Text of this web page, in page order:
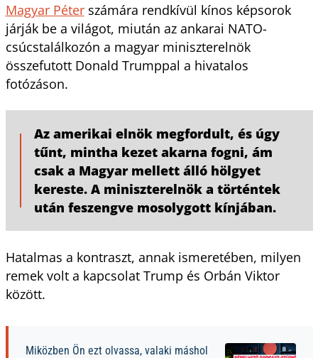
Magyar Péterszámára rendkívül kínos képsorok
járják be a világot, miután az ankarai NATO-
csúcstalálkozón a magyar miniszterelnök
összefutott Donald Trumppal a hivatalos
fotózáson.
Az amerikai elnök megfordult, és úgy
tűnt, mintha kezet akarna fogni, ám
csak a Magyar mellett álló hölgyet
kereste. A miniszterelnök a történtek
után feszengve mosolygott kínjában.
Hatalmas a kontraszt, annak ismeretében, milyen
remek volt a kapcsolat Trump és Orbán Viktor
között.
Miközben Ön ezt olvassa, valaki máshol